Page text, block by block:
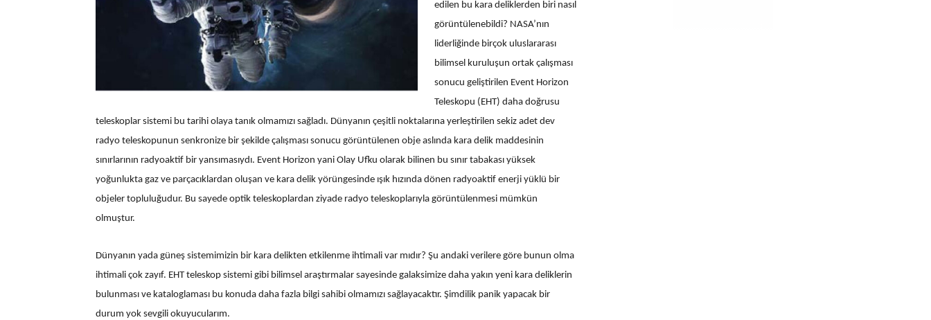
edilen bu kara deliklerden biri nasıl
görüntülenebildi? NASA’nın
liderliğinde birçok uluslararası
bilimsel kuruluşun ortak çalışması
sonucu geliştirilen Event Horizon
Teleskopu (EHT) daha doğrusu
teleskoplar sistemi bu tarihi olaya tanık olmamızı sağladı. Dünyanın çeşitli noktalarına yerleştirilen sekiz adet dev
radyo teleskopunun senkronize bir şekilde çalışması sonucu görüntülenen obje aslında kara delik maddesinin
sınırlarının radyoaktif bir yansımasıydı. Event Horizon yani Olay Ufku olarak bilinen bu sınır tabakası yüksek
yoğunlukta gaz ve parçacıklardan oluşan ve kara delik yörüngesinde ışık hızında dönen radyoaktif enerji yüklü bir
objeler topluluğudur. Bu sayede optik teleskoplardan ziyade radyo teleskoplarıyla görüntülenmesi mümkün
olmuştur.
Dünyanın yada güneş sistemimizin bir kara delikten etkilenme ihtimali var mıdır? Şu andaki verilere göre bunun olma
ihtimali çok zayıf. EHT teleskop sistemi gibi bilimsel araştırmalar sayesinde galaksimize daha yakın yeni kara deliklerin
bulunması ve kataloglaması bu konuda daha fazla bilgi sahibi olmamızı sağlayacaktır. Şimdilik panik yapacak bir
durum yok sevgili okuyucularım.